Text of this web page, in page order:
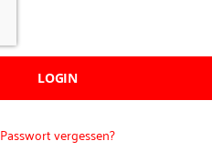
LOGIN
Passwort vergessen?